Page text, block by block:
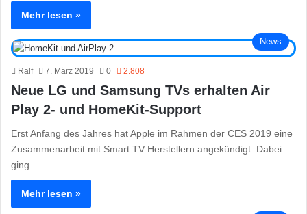
Mehr lesen »
News
Ralf 7. März 2019 0 2.808
Neue LG und Samsung TVs erhalten Air
Play 2- und HomeKit-Support
Erst Anfang des Jahres hat Apple im Rahmen der CES 2019 eine
Zusammenarbeit mit Smart TV Herstellern angekündigt. Dabei
ging…
Mehr lesen »